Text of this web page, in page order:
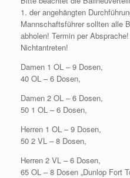
1. der angehängten
Mannschaftsführer sollten alle
abholen! Termin per
Nichtantreten!
Damen 1 OL –
40 OL – 6 Dosen,
Damen 2 OL –
50 1 OL – 6 Dosen,
Herren 1 OL –
50 2 VL – 8 Dosen,
Herren 2 VL –
65 OL – 8 Dosen „Dunlop Fort